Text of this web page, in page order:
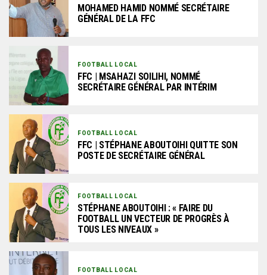
MOHAMED HAMID NOMMÉ SECRÉTAIRE
GÉNÉRAL DE LA FFC
FOOTBALL LOCAL
FFC | MSAHAZI SOILIHI, NOMMÉ
SECRÉTAIRE GÉNÉRAL PAR INTÉRIM
FOOTBALL LOCAL
FFC | STÉPHANE ABOUTOIHI QUITTE SON
POSTE DE SECRÉTAIRE GÉNÉRAL
FOOTBALL LOCAL
STÉPHANE ABOUTOIHI : « FAIRE DU
FOOTBALL UN VECTEUR DE PROGRÈS À
TOUS LES NIVEAUX »
FOOTBALL LOCAL